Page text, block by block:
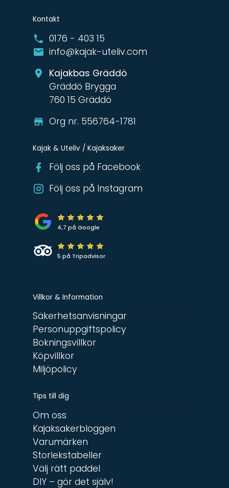
Kontakt
0176 - 403 15
info@kajak-uteliv.com
Kajakbas Gräddö
Gräddö Brygga
760 15 Gräddö
Org nr. 556764-1781
Kajak & Uteliv / Kajaksaker
Följ oss på Facebook
Följ oss på Instagram
4,7 på Google
5 på Tripadvisor
Villkor & Information
Säkerhetsanvisningar
Personuppgiftspolicy
Bokningsvillkor
Köpvillkor
Miljöpolicy
Tips till dig
Om oss
Kajaksakerbloggen
Varumärken
Storlekstabeller
Välj rätt paddel
DIY – gör det själv!